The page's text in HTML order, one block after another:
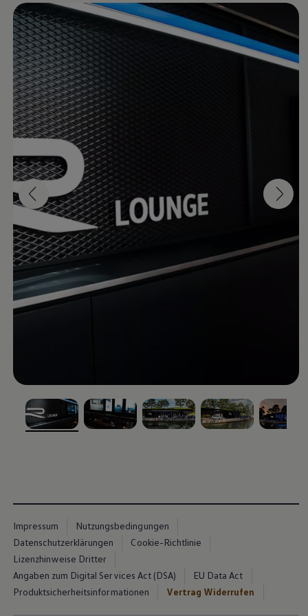
Magazin
Lifestyle
Transport
Familie
Elektromobilität
Volkswagen R
Pannen- und Unfallhilfe
Volkswagen Kundenbetreuung
, 1 von 5
Impressum
Nutzungsbedingungen
Datenschutzerklärungen
Cookie-Richtlinie
Lizenzhinweise Dritter
Angaben zum Digital Services Act (DSA)
EU Data Act
Produktsicherheitsinformationen
Vertrag Widerrufen